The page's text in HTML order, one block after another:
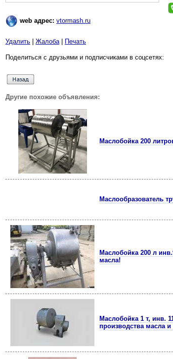
web адрес: vtormash.ru
Удалить Жалоба| Печать
Поделиться с друзьями и подписчиками в соцсетях:
Другие похожие объявления:
Маслобойка 200
Маслообразователь
Маслобойка 200 л
масла!
Маслобойка 1 т, инв.
производства масла и